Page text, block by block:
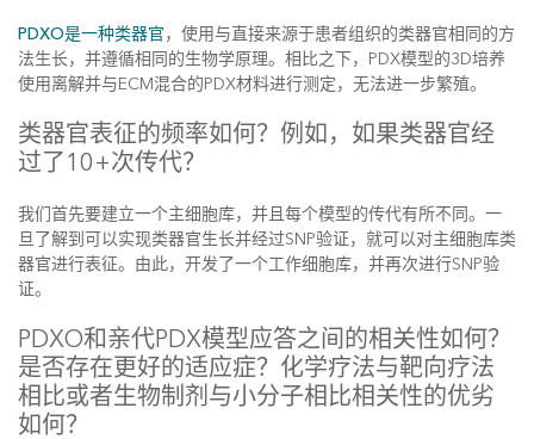
PDXO是一种类器官，使用与直接来源于患者组织的类器官相同的方
法生长，并遵循相同的生物学原理。相比之下，PDX模型的3D培养
使用离解并与ECM混合的PDX材料进行测定，无法进一步繁殖。
类器官表征的频率如何？例如，如果类器官经
过了10+次传代？
我们首先要建立一个主细胞库，并且每个模型的传代有所不同。一
旦了解到可以实现类器官生长并经过SNP验证，就可以对主细胞库类
器官进行表征。由此，开发了一个工作细胞库，并再次进行SNP验
证。
PDXO和亲代PDX模型应答之间的相关性如何？
是否存在更好的适应症？化学疗法与靶向疗法
相比或者生物制剂与小分子相比相关性的优劣
如何？